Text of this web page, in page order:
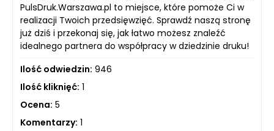
PulsDruk.Warszawa.pl to miejsce, które pomoże Ci w
realizacji Twoich przedsięwzięć. Sprawdź naszą stronę
już dziś i przekonaj się, jak łatwo możesz znaleźć
idealnego partnera do współpracy w dziedzinie druku!
Ilość odwiedzin: 946
Ilość kliknięć: 1
Ocena: 5
Komentarzy: 1